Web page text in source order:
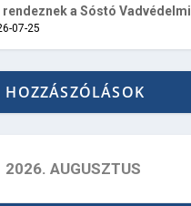
a Sóstó Vadvédelmi
07-25
2026. AUGUSZTUS